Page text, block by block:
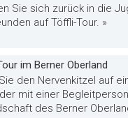
Sie sich zurück in die
auf Töffli-Tour. »
im Berner Oberland
den Nervenkitzel auf
mit einer
des Berner